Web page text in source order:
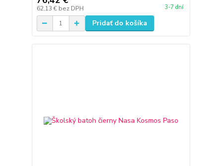
62,13 € bez DPH 3-7 dní
Pridať do košíka